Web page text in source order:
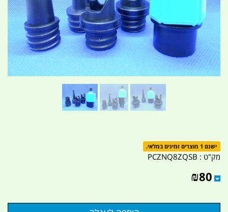
ישנם 1 מוצרים זמינים במלאי.
מק"ט : PCZNQ8ZQSB
₪80